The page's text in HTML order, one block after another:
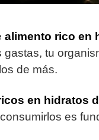
alimento rico en
tu
de más.
en hidratos
es